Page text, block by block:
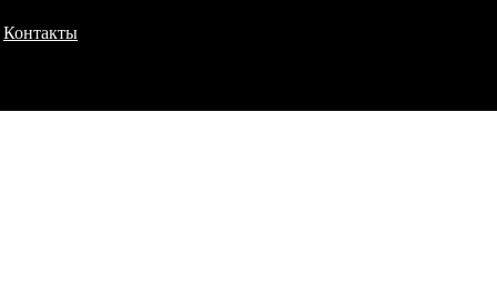
Контакты